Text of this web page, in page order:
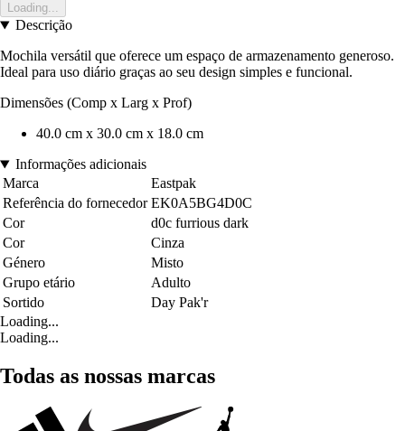
Loading...
Descrição
Mochila versátil que oferece um espaço de armazenamento generoso.
Ideal para uso diário graças ao seu design simples e funcional.
Dimensões (Comp x Larg x Prof)
40.0 cm x 30.0 cm x 18.0 cm
Informações adicionais
Marca
Eastpak
Referência do fornecedor EK0A5BG4D0C
Cor
d0c furrious dark
Cor
Cinza
Género
Misto
Grupo etário
Adulto
Sortido
Day Pak'r
Loading...
Loading...
Todas as nossas marcas